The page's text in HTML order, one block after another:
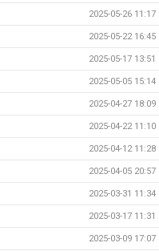
2025-05-26 11:17
2025-05-22 16:45
2025-05-17 13:51
2025-05-05 15:14
2025-04-27 18:09
2025-04-22 11:10
2025-04-12 11:28
2025-04-05 20:57
2025-03-31 11:34
2025-03-17 11:31
2025-03-09 17:07